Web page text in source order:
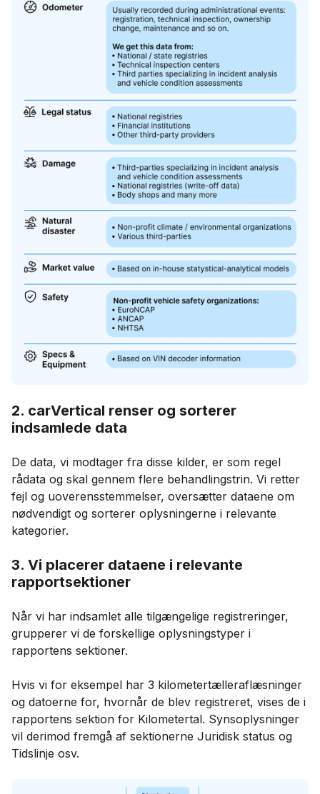
2. carVertical renser og sorterer
indsamlede data
De data, vi modtager fra disse kilder, er som regel
rådata og skal gennem flere behandlingstrin. Vi retter
fejl og uoverensstemmelser, oversætter dataene om
nødvendigt og sorterer oplysningerne i relevante
kategorier.
3. Vi placerer dataene i relevante
rapportsektioner
Når vi har indsamlet alle tilgængelige registreringer,
grupperer vi de forskellige oplysningstyper i
rapportens sektioner.
Hvis vi for eksempel har 3 kilometertælleraflæsninger
og datoerne for, hvornår de blev registreret, vises de i
rapportens sektion for Kilometertal. Synsoplysninger
vil derimod fremgå af sektionerne Juridisk status og
Tidslinje osv.